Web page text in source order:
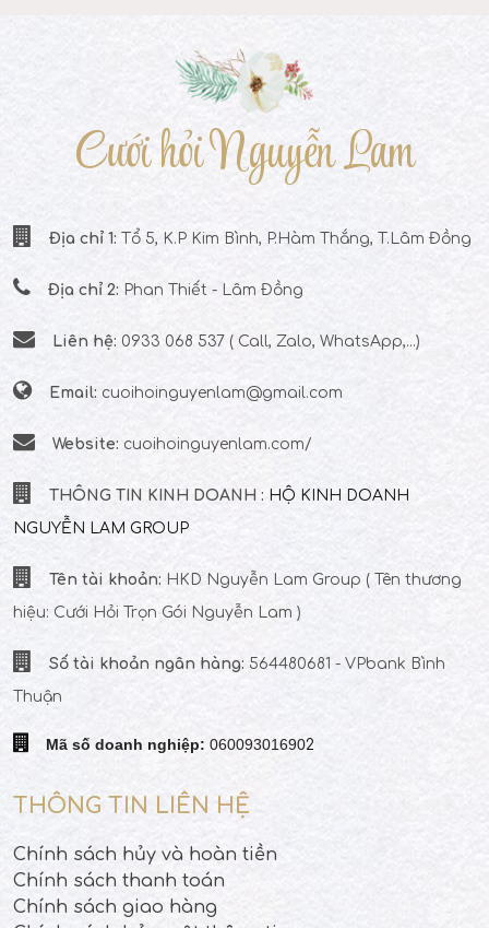
Cưới hỏi Nguyễn Lam
Địa chỉ 1: Tổ 5, K.P Kim Bình, P.Hàm Thắng, T.Lâm Đồng
Địa chỉ 2: Phan Thiết - Lâm Đồng
Liên hệ: 0933 068 537 ( Call, Zalo, WhatsApp,...)
Email: cuoihoinguyenlam@gmail.com
Website: cuoihoinguyenlam.com/
THÔNG TIN KINH DOANH : HỘ KINH DOANH
NGUYỄN LAM GROUP
Tên tài khoản: HKD Nguyễn Lam Group ( Tên thương
hiệu: Cưới Hỏi Trọn Gói Nguyễn Lam )
Số tài khoản ngân hàng: 564480681 - VPbank Bình
Thuận
Mã số doanh nghiệp: 060093016902
THÔNG TIN LIÊN HỆ
Chính sách hủy và hoàn tiền
Chính sách thanh toán
Chính sách giao hàng